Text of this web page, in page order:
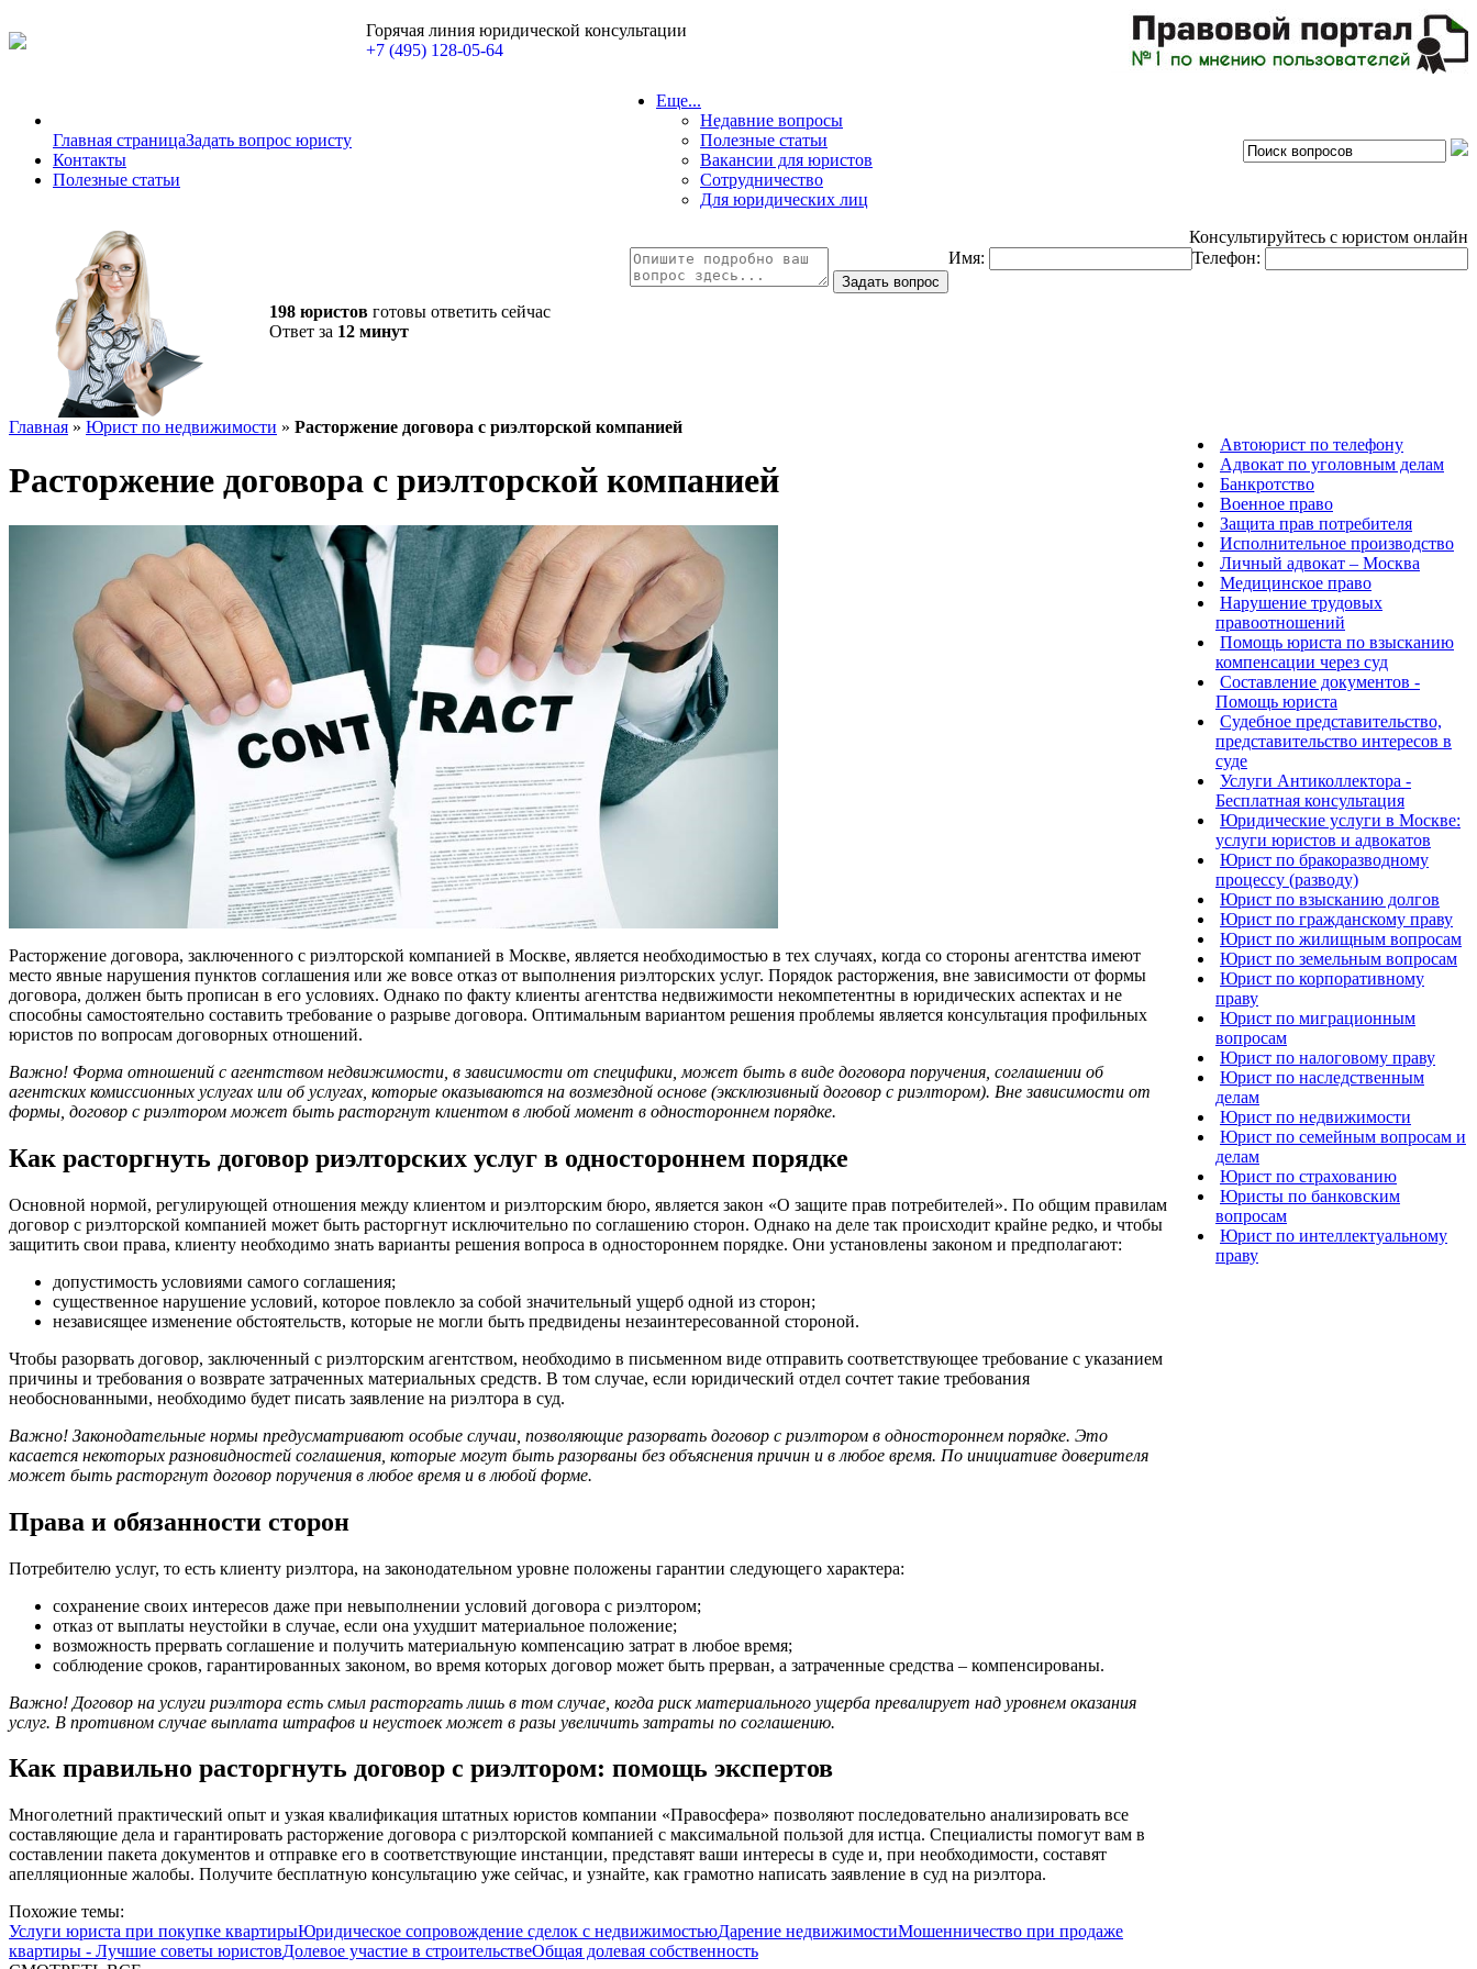
Горячая линия юридической консультации
+7 (495) 128-05-64
Главная страницаЗадать вопрос юристу
Контакты
Полезные статьи
Еще...
Недавние вопросы
Полезные статьи
Вакансии для юристов
Сотрудничество
Для юридических лиц
198 юристов готовы ответить сейчас
Ответ за 12 минут
Консультируйтесь с юристом онлайн
Имя:
Телефон:
Главная » Юрист по недвижимости » Расторжение договора с риэлторской компанией
Расторжение договора с риэлторской компанией
Расторжение договора, заключенного с риэлторской компанией в Москве, является необходимостью в тех случаях, когда со стороны агентства имеют
место явные нарушения пунктов соглашения или же вовсе отказ от выполнения риэлторских услуг. Порядок расторжения, вне зависимости от формы
договора, должен быть прописан в его условиях. Однако по факту клиенты агентства недвижимости некомпетентны в юридических аспектах и не
способны самостоятельно составить требование о разрыве договора. Оптимальным вариантом решения проблемы является консультация профильных
юристов по вопросам договорных отношений.
Важно! Форма отношений с агентством недвижимости, в зависимости от специфики, может быть в виде договора поручения, соглашении об
агентских комиссионных услугах или об услугах, которые оказываются на возмездной основе (эксклюзивный договор с риэлтором). Вне зависимости от
формы, договор с риэлтором может быть расторгнут клиентом в любой момент в одностороннем порядке.
Как расторгнуть договор риэлторских услуг в одностороннем порядке
Основной нормой, регулирующей отношения между клиентом и риэлторским бюро, является закон «О защите прав потребителей». По общим правилам
договор с риэлторской компанией может быть расторгнут исключительно по соглашению сторон. Однако на деле так происходит крайне редко, и чтобы
защитить свои права, клиенту необходимо знать варианты решения вопроса в одностороннем порядке. Они установлены законом и предполагают:
допустимость условиями самого соглашения;
существенное нарушение условий, которое повлекло за собой значительный ущерб одной из сторон;
независящее изменение обстоятельств, которые не могли быть предвидены незаинтересованной стороной.
Чтобы разорвать договор, заключенный с риэлторским агентством, необходимо в письменном виде отправить соответствующее требование с указанием
причины и требования о возврате затраченных материальных средств. В том случае, если юридический отдел сочтет такие требования
необоснованными, необходимо будет писать заявление на риэлтора в суд.
Важно! Законодательные нормы предусматривают особые случаи, позволяющие разорвать договор с риэлтором в одностороннем порядке. Это
касается некоторых разновидностей соглашения, которые могут быть разорваны без объяснения причин и в любое время. По инициативе доверителя
может быть расторгнут договор поручения в любое время и в любой форме.
Права и обязанности сторон
Потребителю услуг, то есть клиенту риэлтора, на законодательном уровне положены гарантии следующего характера:
сохранение своих интересов даже при невыполнении условий договора с риэлтором;
отказ от выплаты неустойки в случае, если она ухудшит материальное положение;
возможность прервать соглашение и получить материальную компенсацию затрат в любое время;
соблюдение сроков, гарантированных законом, во время которых договор может быть прерван, а затраченные средства – компенсированы.
Важно! Договор на услуги риэлтора есть смыл расторгать лишь в том случае, когда риск материального ущерба превалирует над уровнем оказания
услуг. В противном случае выплата штрафов и неустоек может в разы увеличить затраты по соглашению.
Как правильно расторгнуть договор с риэлтором: помощь экспертов
Многолетний практический опыт и узкая квалификация штатных юристов компании «Правосфера» позволяют последовательно анализировать все
составляющие дела и гарантировать расторжение договора с риэлторской компанией с максимальной пользой для истца. Специалисты помогут вам в
составлении пакета документов и отправке его в соответствующие инстанции, представят ваши интересы в суде и, при необходимости, составят
апелляционные жалобы. Получите бесплатную консультацию уже сейчас, и узнайте, как грамотно написать заявление в суд на риэлтора.
Похожие темы:
Услуги юриста при покупке квартирыЮридическое сопровождение сделок с недвижимостьюДарение недвижимостиМошенничество при продаже
квартиры - Лучшие советы юристовДолевое участие в строительствеОбщая долевая собственность
Автоюрист по телефону
Адвокат по уголовным делам
Банкротство
Военное право
Защита прав потребителя
Исполнительное производство
Личный адвокат – Москва
Медицинское право
Нарушение трудовых
правоотношений
Помощь юриста по взысканию
компенсации через суд
Составление документов -
Помощь юриста
Судебное представительство,
представительство интересов в
суде
Услуги Антиколлектора -
Бесплатная консультация
Юридические услуги в Москве:
услуги юристов и адвокатов
Юрист по бракоразводному
процессу (разводу)
Юрист по взысканию долгов
Юрист по гражданскому праву
Юрист по жилищным вопросам
Юрист по земельным вопросам
Юрист по корпоративному
праву
Юрист по миграционным
вопросам
Юрист по налоговому праву
Юрист по наследственным
делам
Юрист по недвижимости
Юрист по семейным вопросам и
делам
Юрист по страхованию
Юристы по банковским
вопросам
Юрист по интеллектуальному
праву